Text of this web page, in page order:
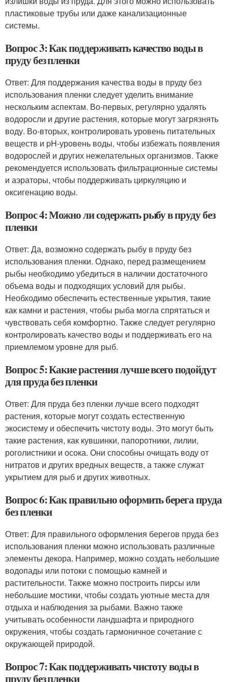
пластиковые трубы или даже канализационные
системы.
Вопрос 3: Как поддерживать качество воды в
пруду без пленки
Ответ: Для поддержания качества воды в пруду без
использования пленки следует уделить внимание
нескольким аспектам. Во-первых, регулярно удалять
водоросли и другие растения, которые могут загрязнять
воду. Во-вторых, контролировать уровень питательных
веществ и pH-уровень воды, чтобы избежать появления
водорослей и других нежелательных организмов. Также
рекомендуется использовать фильтрационные системы
и аэраторы, чтобы поддерживать циркуляцию и
оксигенацию воды.
Вопрос 4: Можно ли содержать рыбу в пруду без
пленки
Ответ: Да, возможно содержать рыбу в пруду без
использования пленки. Однако, перед размещением
рыбы необходимо убедиться в наличии достаточного
объема воды и подходящих условий для рыбы.
Необходимо обеспечить естественные укрытия, такие
как камни и растения, чтобы рыба могла спрятаться и
чувствовать себя комфортно. Также следует регулярно
контролировать качество воды и поддерживать его на
приемлемом уровне для рыб.
Вопрос 5: Какие растения лучше всего подойдут
для пруда без пленки
Ответ: Для пруда без пленки лучше всего подходят
растения, которые могут создать естественную
экосистему и обеспечить чистоту воды. Это могут быть
такие растения, как кувшинки, папоротники, лилии,
роголистники и осока. Они способны очищать воду от
нитратов и других вредных веществ, а также служат
укрытием для рыб и других животных.
Вопрос 6: Как правильно оформить берега пруда
без пленки
Ответ: Для правильного оформления берегов пруда без
использования пленки можно использовать различные
элементы декора. Например, можно создать небольшие
водопады или потоки с помощью камней и
растительности. Также можно построить пирсы или
небольшие мостики, чтобы создать уютные места для
отдыха и наблюдения за рыбами. Важно также
учитывать особенности ландшафта и природного
окружения, чтобы создать гармоничное сочетание с
окружающей природой.
Вопрос 7: Как поддерживать чистоту воды в
пруду без пленки